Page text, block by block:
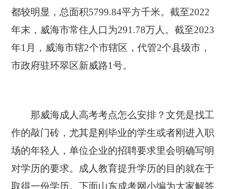
都较明显，总面积5799.84平方千米。截至2022
年末，威海市常住人口为291.78万人。截至2023
年1月，威海市辖2个市辖区，代管2个县级市，
市政府驻环翠区新威路1号。
那威海成人高考考点怎么安排？文凭是找工
作的敲门砖，尤其是刚毕业的学生或者刚进入职
场的年轻人，单位企业的招聘要求里会明确写明
对学历的要求。成人教育提升学历的目的就在于
取得一份学历。下面山东成考网小编为大家解答